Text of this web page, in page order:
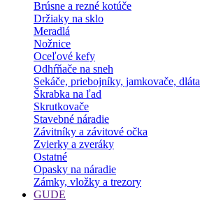
Brúsne a rezné kotúče
Držiaky na sklo
Meradlá
Nožnice
Oceľové kefy
Odhŕňače na sneh
Sekáče, priebojníky, jamkovače, dláta
Škrabka na ľad
Skrutkovače
Stavebné náradie
Závitníky a závitové očka
Zvierky a zveráky
Ostatné
Opasky na náradie
Zámky, vložky a trezory
GUDE